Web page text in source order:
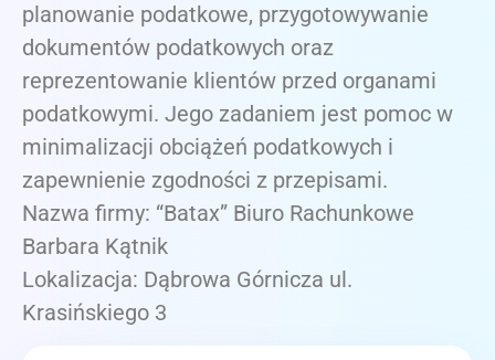
planowanie podatkowe, przygotowywanie
dokumentów podatkowych oraz
reprezentowanie klientów przed organami
podatkowymi. Jego zadaniem jest pomoc w
minimalizacji obciążeń podatkowych i
zapewnienie zgodności z przepisami.
Nazwa firmy: “Batax” Biuro Rachunkowe
Barbara Kątnik
Lokalizacja: Dąbrowa Górnicza ul.
Krasińskiego 3